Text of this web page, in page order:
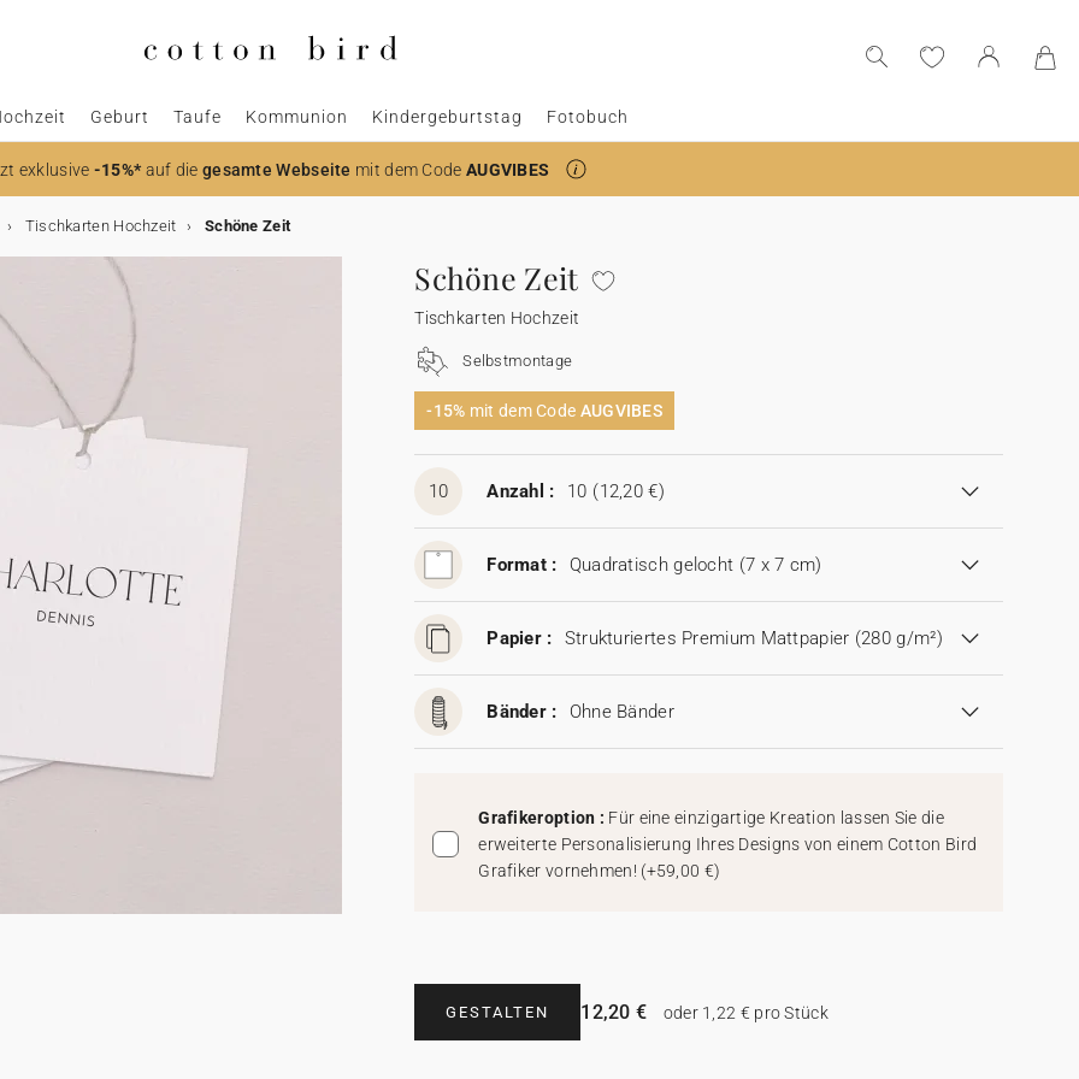
Geburt Taufe Kommunion Kindergeburtstag Fotobuch
exklusive -15%*auf die gesamte Webseite mit dem Code AUGVIBES
Tischkarten Hochzeit Schöne Zeit
Schöne Zeit
Tischkarten Hochzeit
Selbstmontage
-15% mit dem Code AUGVIBES
10 Anzahl : 10 (12,20 €)
Format : Quadratisch gelocht (7 x 7 cm)
Papier : Strukturiertes Premium Mattpapier (280 g/m²)
Bänder : Ohne Bänder
Grafikeroption : Für eine einzigartige Kreation lassen Sie die
erweiterte Personalisierung Ihres Designs von einem Cotton Bird
Grafiker vornehmen! (+59,00 €)
GESTALTEN 12,20 € oder 1,22 € pro Stück